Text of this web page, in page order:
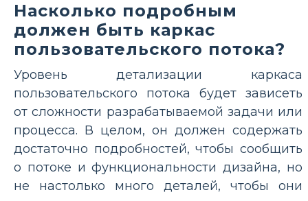
Насколько подробным
должен быть каркас
пользовательского потока?
Уровень детализации каркаса
пользовательского потока будет зависеть
от сложности разрабатываемой задачи или
процесса. В целом, он должен содержать
достаточно подробностей, чтобы сообщить
о потоке и функциональности дизайна, но
не настолько много деталей, чтобы они